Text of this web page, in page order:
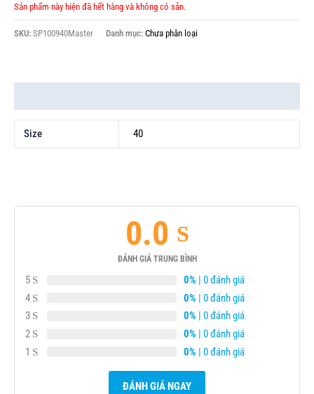
Sản phẩm này hiện đã hết hàng và không có sẵn.
SKU: SP100940Master Danh mục: Chưa phân loại
Size 40
0.0
ĐÁNH GIÁ TRUNG BÌNH
5 0% | 0 đánh giá
4
0% | 0 đánh giá
3
0% | 0 đánh giá
2
0% | 0 đánh giá
1
0% | 0 đánh giá
ĐÁNH GIÁ NGAY